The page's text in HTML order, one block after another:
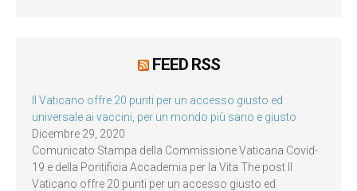
FEED RSS
Il Vaticano offre 20 punti per un accesso giusto ed
universale ai vaccini, per un mondo più sano e giusto
Dicembre 29, 2020
Comunicato Stampa della Commissione Vaticana Covid-
19 e della Pontificia Accademia per la Vita The post Il
Vaticano offre 20 punti per un accesso giusto ed